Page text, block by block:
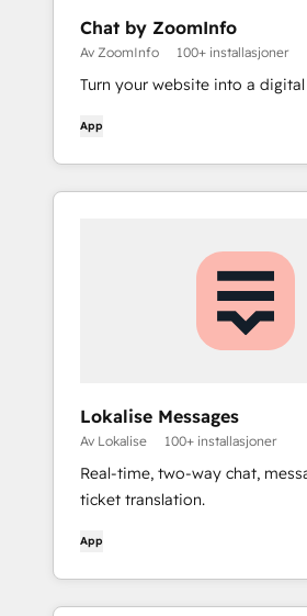
Chat by ZoomInfo
Av ZoomInfo 100+ installasjoner
Turn your website into a
App
Lokalise Messages
Av Lokalise 100+ installasjoner
Real-time, two-way chat,
ticket translation.
App